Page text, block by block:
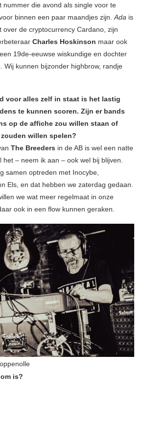
nummer die avond als single voor te
binnen een paar maandjes zijn. Ada is
over de cryptocurrency Cardano, zijn
Charles Hoskinson maar ook
, een 19de-eeuwse wiskundige en dochter
. Wij kunnen bijzonder highbrow, randje
voor alles zelf in staat is het lastig
te kunnen scoren. Zijn er bands
op de affiche zou willen staan of
willen spelen?
The Breeders in de AB is wel een natte
– neem ik aan – ook wel bij blijven.
samen optreden met Inocybe,
Els, en dat hebben we zaterdag gedaan.
we wat meer regelmaat in onze
ook in een flow kunnen geraken.
is?